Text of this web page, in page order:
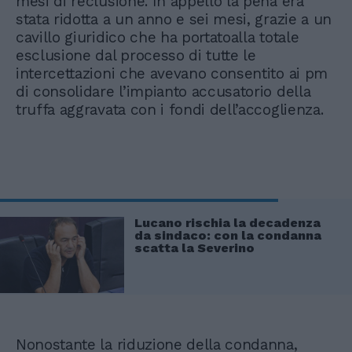
stata ridotta a un anno e sei mesi, grazie a un
cavillo giuridico che ha portatoalla totale
esclusione dal processo di tutte le
intercettazioni che avevano consentito ai pm
di consolidare l’impianto accusatorio della
truffa aggravata con i fondi dell’accoglienza.
Lucano rischia la decadenza
da sindaco: con la condanna
scatta la Severino
Nonostante la riduzione della condanna,